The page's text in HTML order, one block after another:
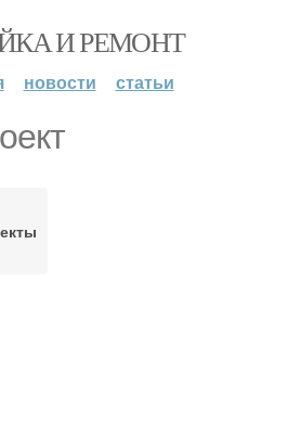
И РЕМОНТ
новости статьи